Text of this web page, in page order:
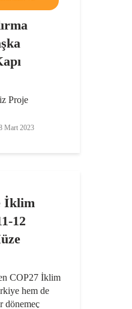
Proje
Mart 2023
İklim
12
COP27 İklim
hem de
dönemeç